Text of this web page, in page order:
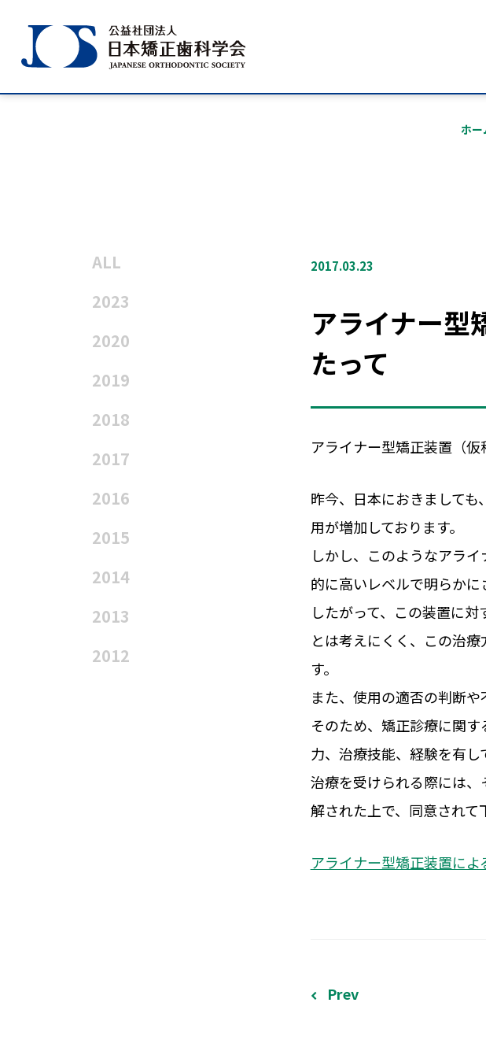
学会のご紹介
市民公開講座
学術大会案内
表彰事業
ホー
ALL
2023
2020
2019
2018
2017
2016
2015
2014
2013
2012
2017.03.23
アライナー
たって
アライナー型矯正装置（仮
昨今、日本におきまして
用が増加しております。
しかし、このようなアラ
的に高いレベルで明らかに
したがって、この装置に
とは考えにくく、この治
す。
また、使用の適否の判断
そのため、矯正診療に関
力、治療技能、経験を有し
治療を受けられる際には
解された上で、同意されて
アライナー型矯正装置によ
Prev